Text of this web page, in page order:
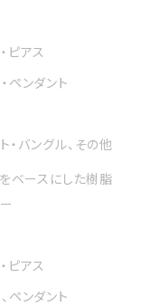
ピアス
ペンダント
・バングル、その他
ベースにした樹脂
ピアス
ペンダント